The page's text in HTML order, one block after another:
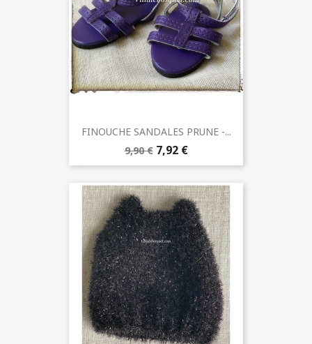
FINOUCHE SANDALES PRUNE -...
9,90 € 7,92 €